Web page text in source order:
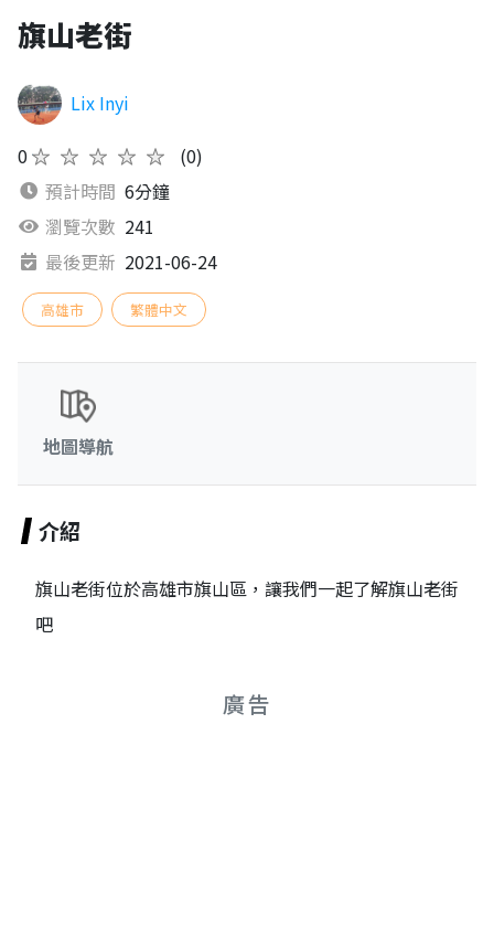
旗山老街
Lix Inyi
0★★★★★
(0)
預計時間 6分鐘
瀏覽次數 241
最後更新 2021-06-24
高雄市 繁體中文
地圖導航
介紹
旗山老街位於高雄市旗山區，讓我們一起了解旗山老街
吧
廣告